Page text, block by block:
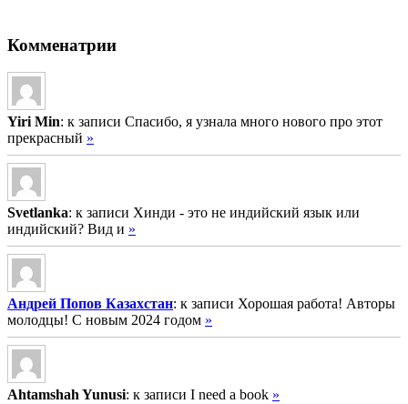
Комменатрии
Yiri Min: к записи Спасибо, я узнала много нового про этот
прекрасный »
Svetlanka: к записи Хинди - это не индийский язык или
индийский? Вид и »
Андрей Попов Казахстан: к записи Хорошая работа! Авторы
молодцы! С новым 2024 годом »
Ahtamshah Yunusi: к записи I need a book »